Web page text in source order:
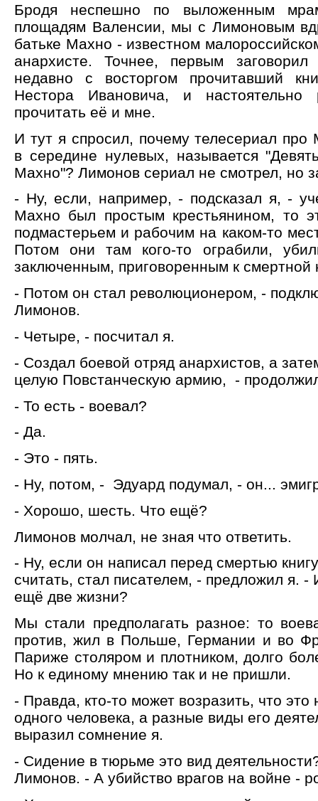
Бродя неспешно по выложенным
площадям Валенсии, мы с Лимоновым
батьке Махно - известном
анархисте. Точнее, первым
недавно с восторгом прочитавший
Нестора Ивановича, и настоятельно
прочитать её и мне.
И тут я спросил, почему телесериал
в середине нулевых, называется
Махно"? Лимонов сериал не смотрел, но
- Ну, если, например, - подсказал я, -
Махно был простым крестьянином, то
подмастерьем и рабочим на каком-то
Потом они там кого-то ограбили,
заключенным, приговоренным к смертной
- Потом он стал революционером, -
Лимонов.
- Четыре, - посчитал я.
- Создал боевой отряд анархистов, а
целую Повстанческую армию, -
- То есть - воевал?
- Да.
- Это - пять.
- Ну, потом, - Эдуард подумал, - он...
- Хорошо, шесть. Что ещё?
Лимонов молчал, не зная что ответить.
- Ну, если он написал перед смертью
считать, стал писателем, - предложил я. -
ещё две жизни?
Мы стали предполагать разное: то
против, жил в Польше, Германии и во
Париже столяром и плотником, долго
Но к единому мнению так и не пришли.
- Правда, кто-то может возразить, что
одного человека, а разные виды его
выразил сомнение я.
- Сидение в тюрьме это вид
Лимонов. - А убийство врагов на войне -